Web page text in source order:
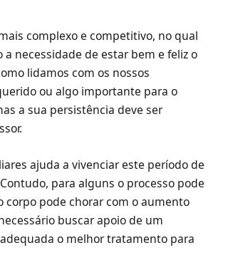
complexo e competitivo, no qual
necessidade de estar bem e feliz o
lidamos com os nossos
ou algo importante para o
a sua persistência deve ser
ajuda a vivenciar este período de
para alguns o processo pode
pode chorar com o aumento
buscar apoio de um
o melhor tratamento para